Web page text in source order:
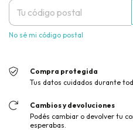
No sé mi código postal
Compra protegida
Tus datos cuidados durante
Cambios y devoluciones
Podés cambiar o devolver tu
esperabas.